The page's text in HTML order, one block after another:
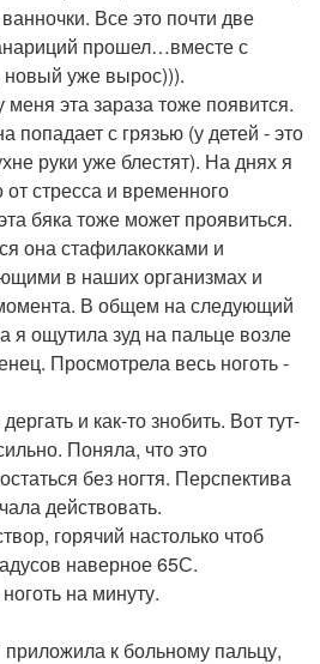
Все это почти две
прошел…вместе с
новый уже вырос))).
эта зараза тоже появится.
попадает с грязью (у детей - это
руки уже блестят). На днях я
стресса и временного
бяка тоже может проявиться.
она стафилакокками и
в наших организмах и
В общем на следующий
я ощутила зуд на пальце возле
Просмотрела весь ноготь -
и как-то знобить. Вот тут-
Поняла, что это
без ногтя. Перспектива
действовать.
горячий настолько чтоб
наверное 65С.
на минуту.
к больному пальцу,